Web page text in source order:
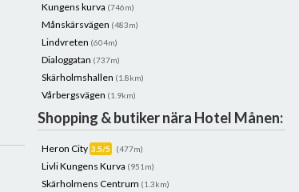
Kungens kurva (746m)
Månskärsvägen (483m)
Lindvreten (604m)
Dialoggatan (737m)
Skärholmshallen (1.8km)
Vårbergsvägen (1.9km)
Shopping & butiker nära Hotel Månen:
Heron City 3.5/5 (477m)
Livli Kungens Kurva (951m)
Skärholmens Centrum (1.3km)